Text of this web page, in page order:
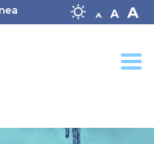
A
Decrease
A A